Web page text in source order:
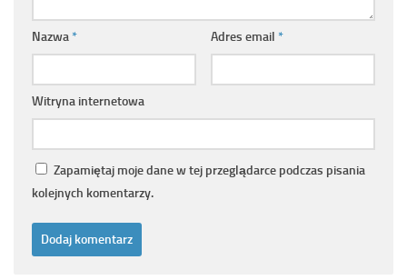
Nazwa* Adres email *
Witryna internetowa
Zapamiętaj moje dane w tej przeglądarce podczas pisania
kolejnych komentarzy.